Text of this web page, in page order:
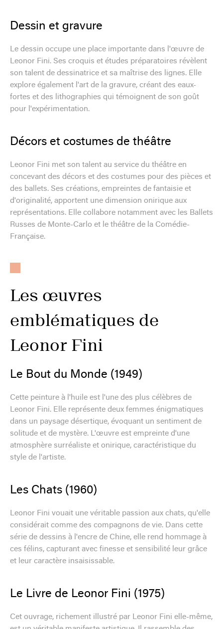
Dessin et gravure
Le dessin occupe une place importante dans l'œuvre de
Leonor Fini. Ses croquis et études préparatoires révèlent
son talent de dessinatrice et sa maîtrise des lignes. Elle
explore également l'art de la gravure, créant des eaux-
fortes et des lithographies qui témoignent de son goût
pour l'expérimentation.
Décors et costumes de théâtre
Leonor Fini met son talent au service du théâtre en
concevant des décors et des costumes pour des pièces et
des ballets. Ses créations, empreintes de fantaisie et
d'originalité, apportent une dimension onirique aux
représentations. Elle collabore notamment avec les Ballets
Russes de Monte-Carlo et le théâtre de la Comédie-
Française.
Les œuvres
emblématiques de
Leonor Fini
Le Bout du Monde (1949)
Cette peinture à l'huile est l'une des plus célèbres de
Leonor Fini. Elle représente deux femmes énigmatiques
dans un paysage désertique, évoquant un sentiment de
solitude et de mystère. L'œuvre est empreinte d'une
atmosphère surréaliste et onirique, caractéristique du
style de l'artiste.
Les Chats (1960)
Leonor Fini vouait une véritable passion aux chats, qu'elle
considérait comme des compagnons de vie. Dans cette
série de dessins à l'encre de Chine, elle rend hommage à
ces félins, capturant avec finesse et sensibilité leur grâce
et leur caractère insaisissable.
Le Livre de Leonor Fini (1975)
Cet ouvrage, richement illustré par Leonor Fini elle-même,